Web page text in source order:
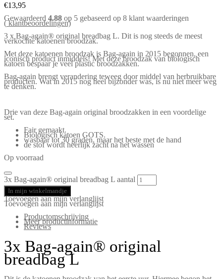
€13,95
Gewaardeerd 4.88 op 5 gebaseerd op 8 klant waarderingen
(klantbeoordelingen)
3 x Bag-again® original breadbag L. Dit is nog steeds de meest
verkochte katoenen broodzak.
Met deze katoenen broodzak is Bag-again in 2015 begonnen, een
iconisch product inmiddels! Met deze broodzak van biologisch
katoen bespaar je veel plastic broodzakken.
Bag-again brengt verandering teweeg door middel van herbruikbare
producten. Wat in 2015 nog heel bijzonder was, is nu niet meer weg
te denken.
Drie van deze Bag-again original broodzakken in een voordelige
set.
Fair gemaakt.
Biologisch katoen GOTS.
wasbaar tot 30 graden, maar het beste met de hand
de stof wordt heerlijk zacht na het wassen
Op voorraad
3x Bag-again® original breadbag L aantal
In mijn winkelmandje
Toevoegen aan mijn verlanglijst
Toevoegen aan mijn verlanglijst
Productomschrijving
Meer productinformatie
Reviews
3x Bag-again® original
breadbag L